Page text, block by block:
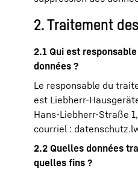
2. Traitement
2.1 Qui est
données ?
Le responsable du
est Liebherr-
Hans-Liebherr-Straße
courriel :
2.2 Quelles données
quelles fins ?